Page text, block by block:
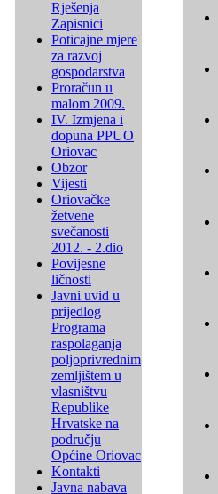
Rješenja
Zapisnici
Poticajne mjere
za razvoj
gospodarstva
Proračun u
malom 2009.
IV. Izmjena i
dopuna PPUO
Oriovac
Obzor
Vijesti
Oriovačke
žetvene
svečanosti
2012. - 2.dio
Povijesne
ličnosti
Javni uvid u
prijedlog
Programa
raspolaganja
poljoprivrednim
zemljištem u
vlasništvu
Republike
Hrvatske na
području
Općine Oriovac
Kontakti
Javna nabava